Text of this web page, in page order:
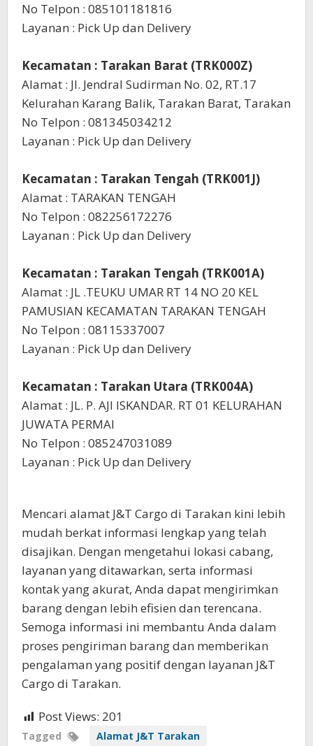
No Telpon : 085101181816
Layanan : Pick Up dan Delivery
Kecamatan : Tarakan Barat (TRK000Z)
Alamat : Jl. Jendral Sudirman No. 02, RT.17
Kelurahan Karang Balik, Tarakan Barat, Tarakan
No Telpon : 081345034212
Layanan : Pick Up dan Delivery
Kecamatan : Tarakan Tengah (TRK001J)
Alamat : TARAKAN TENGAH
No Telpon : 082256172276
Layanan : Pick Up dan Delivery
Kecamatan : Tarakan Tengah (TRK001A)
Alamat : JL .TEUKU UMAR RT 14 NO 20 KEL
PAMUSIAN KECAMATAN TARAKAN TENGAH
No Telpon : 08115337007
Layanan : Pick Up dan Delivery
Kecamatan : Tarakan Utara (TRK004A)
Alamat : JL. P. AJI ISKANDAR. RT 01 KELURAHAN
JUWATA PERMAI
No Telpon : 085247031089
Layanan : Pick Up dan Delivery
Mencari alamat J&T Cargo di Tarakan kini lebih
mudah berkat informasi lengkap yang telah
disajikan. Dengan mengetahui lokasi cabang,
layanan yang ditawarkan, serta informasi
kontak yang akurat, Anda dapat mengirimkan
barang dengan lebih efisien dan terencana.
Semoga informasi ini membantu Anda dalam
proses pengiriman barang dan memberikan
pengalaman yang positif dengan layanan J&T
Cargo di Tarakan.
Post Views: 201
Tagged Alamat J&T Tarakan